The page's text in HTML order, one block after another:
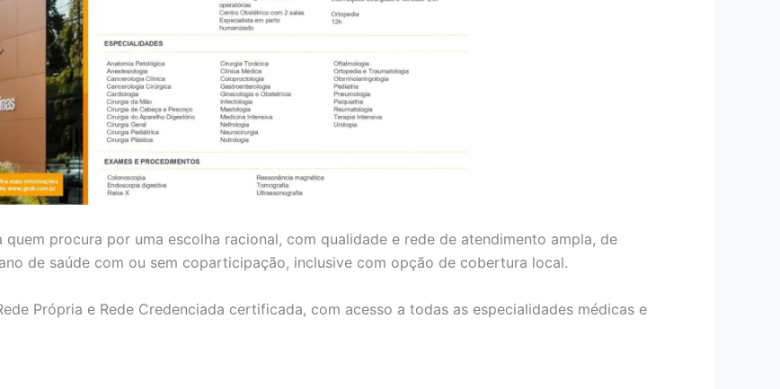
quem procura por uma escolha racional, com qualidade e rede de atendimento ampla, de
de saúde com ou sem coparticipação, inclusive com opção de cobertura local.
Própria e Rede Credenciada certificada, com acesso a todas as especialidades médicas e